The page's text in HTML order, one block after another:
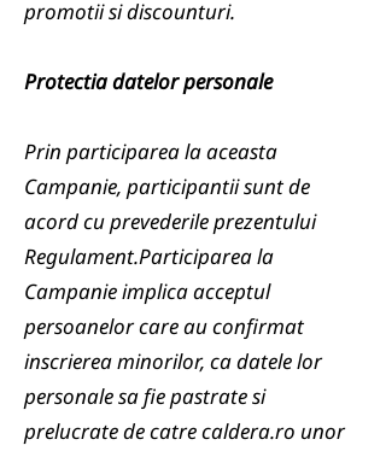
promotii si discounturi.
Protectia datelor personale
Prin participarea la aceasta
Campanie, participantii sunt de
acord cu prevederile prezentului
Regulament.Participarea la
Campanie implica acceptul
persoanelor care au confirmat
inscrierea minorilor, ca datele lor
personale sa fie pastrate si
prelucrate de catre caldera.ro unor